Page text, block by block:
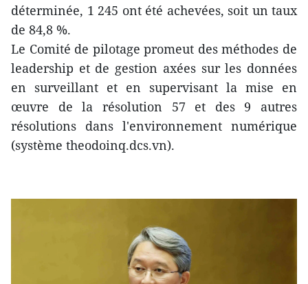
déterminée, 1 245 ont été achevées, soit un taux
de 84,8 %.
Le Comité de pilotage promeut des méthodes de
leadership et de gestion axées sur les données
en surveillant et en supervisant la mise en
œuvre de la résolution 57 et des 9 autres
résolutions dans l'environnement numérique
(système theodoinq.dcs.vn).